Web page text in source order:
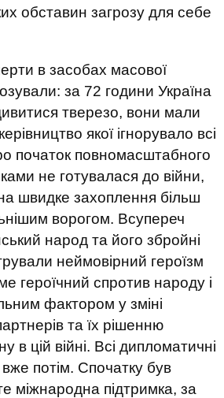
обставин загрозу для себе
в засобах масової
за 72 години Україна
тверезо, вони мали
якої ігнорувало всі
початок повномасштабного
не готувалася до війни,
швидке захоплення більш
ворогом. Всупереч
народ та його збройні
неймовірний героїзм
героїчний спротив народу і
фактором у зміні
та їх рішенню
в цій війні. Всі дипломатичні
потім. Спочатку був
міжнародна підтримка, за